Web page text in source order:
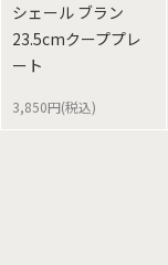
シェール ブラン
23.5cmクーププレ
ート
3,850円(税込)